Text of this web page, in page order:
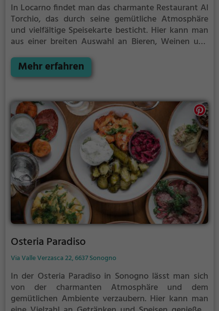
In Locarno findet man das charmante Restaurant Al
Torchio, das durch seine gemütliche Atmosphäre
und vielfältige Speisekarte besticht. Hier kann man
aus einer breiten Auswahl an Bieren, Weinen und
italienischer Küche mit einer großen Auswahl an
Pizzen verwöhnen lassen. Auch für Veganer und
Auswahl an köstlichen Gerichten. Tauche ein in die
entspannte Atmosphäre, spüre das mediterrane
Ambiente und genieße die Vielfalt an leckeren
Speisen und Getränken im Al Torchio.
Mehr erfahren
Osteria Paradiso
Via Valle Verzasca 22, 6637 Sonogno
In der Osteria Paradiso in Sonogno lässt man sich
von der charmanten Atmosphäre und dem
gemütlichen Ambiente verzaubern. Hier kann man